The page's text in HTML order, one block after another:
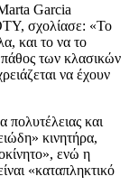
Garcia
σχολίασε: «Το
και το να το
πάθος των κλασικών
να έχουν
και
κινητήρα,
ενώ η
«καταπληκτικό